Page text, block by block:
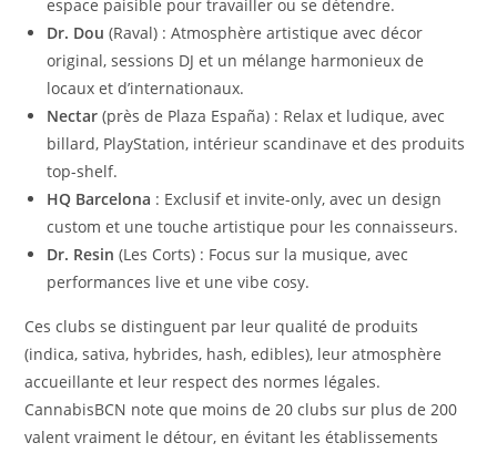
espace paisible pour travailler ou se détendre.
Dr. Dou (Raval) : Atmosphère artistique avec décor
original, sessions DJ et un mélange harmonieux de
locaux et d’internationaux.
Nectar (près de Plaza España) : Relax et ludique, avec
billard, PlayStation, intérieur scandinave et des produits
top-shelf.
HQ Barcelona : Exclusif et invite-only, avec un design
custom et une touche artistique pour les connaisseurs.
Dr. Resin (Les Corts) : Focus sur la musique, avec
performances live et une vibe cosy.
Ces clubs se distinguent par leur qualité de produits
(indica, sativa, hybrides, hash, edibles), leur atmosphère
accueillante et leur respect des normes légales.
CannabisBCN note que moins de 20 clubs sur plus de 200
valent vraiment le détour, en évitant les établissements